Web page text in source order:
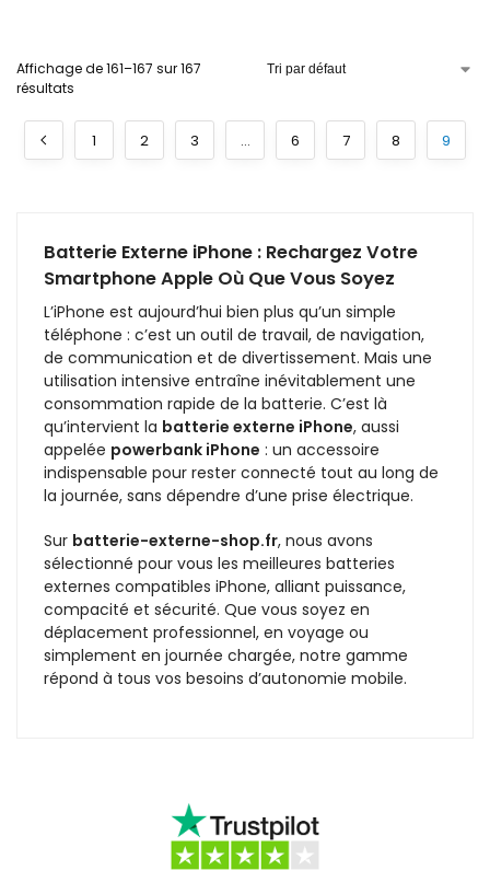
Affichage de 161–167 sur 167
résultats
1 2 3 … 6 7 8 9
Batterie Externe iPhone : Rechargez Votre
Smartphone Apple Où Que Vous Soyez
L’iPhone est aujourd’hui bien plus qu’un simple
téléphone : c’est un outil de travail, de navigation,
de communication et de divertissement. Mais une
utilisation intensive entraîne inévitablement une
consommation rapide de la batterie. C’est là
qu’intervient la batterie externe iPhone, aussi
appelée powerbank iPhone : un accessoire
indispensable pour rester connecté tout au long de
la journée, sans dépendre d’une prise électrique.
Sur batterie-externe-shop.fr, nous avons
sélectionné pour vous les meilleures batteries
externes compatibles iPhone, alliant puissance,
compacité et sécurité. Que vous soyez en
déplacement professionnel, en voyage ou
simplement en journée chargée, notre gamme
répond à tous vos besoins d’autonomie mobile.